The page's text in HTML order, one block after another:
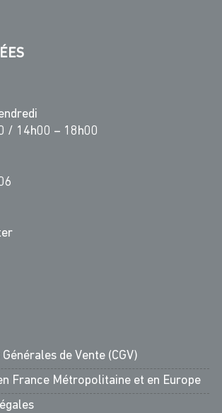
/ 14h00 – 18h00
de Vente (CGV)
France Métropolitaine et en Europe